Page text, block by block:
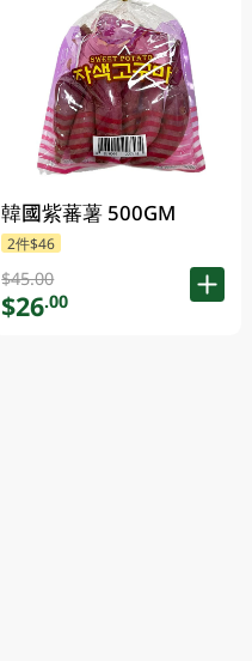
韓國紫蕃薯 500GM
2件$46
$45.00
$26.00